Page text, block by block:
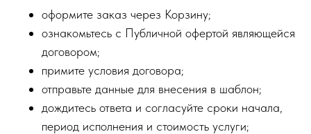
оформите заказ через Корзину;
ознакомьтесь с Публичной офертой являющейся
договором;
примите условия договора;
отправьте данные для внесения в шаблон;
дождитесь ответа и согласуйте сроки начала,
период исполнения и стоимость услуги;